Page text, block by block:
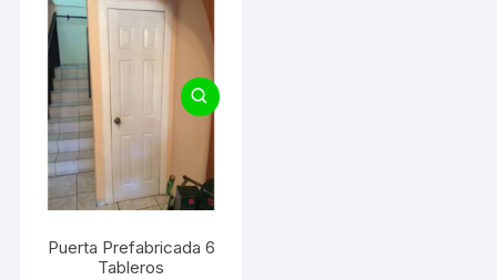
Puerta Prefabricada 6
Tableros